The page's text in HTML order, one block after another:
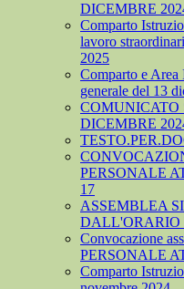
DICEMBRE
Comparto
lavoro
2025
Comparto e Area
generale del 13
COMUNICATO
DICEMBRE
PERSONALE
17
ASSEMBLEA
DALL'ORARIO
Convocazione
PERSONALE
Comparto